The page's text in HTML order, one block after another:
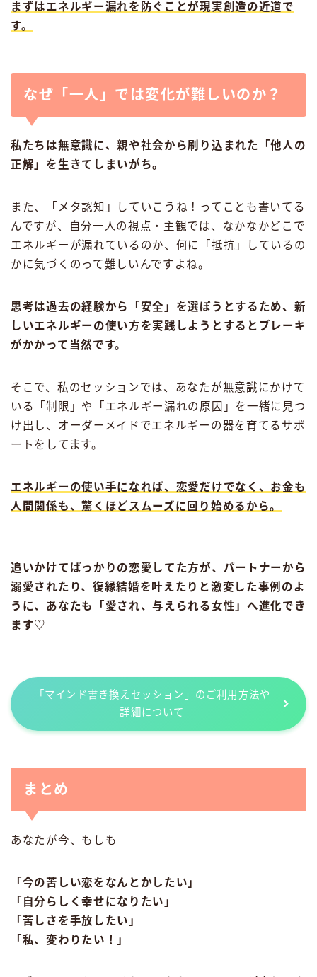
まずはエネルギー漏れを防ぐことが現実創造の近道で
す。
なぜ「一人」では変化が難しいのか？
私たちは無意識に、親や社会から刷り込まれた「他人の
正解」を生きてしまいがち。
また、「メタ認知」していこうね！ってことも書いてる
んですが、自分一人の視点・主観では、なかなかどこで
エネルギーが漏れているのか、何に「抵抗」しているの
かに気づくのって難しいんですよね。
思考は過去の経験から「安全」を選ぼうとするため、新
しいエネルギーの使い方を実践しようとするとブレーキ
がかかって当然です。
そこで、私のセッションでは、あなたが無意識にかけて
いる「制限」や「エネルギー漏れの原因」を一緒に見つ
け出し、オーダーメイドでエネルギーの器を育てるサポ
ートをしてます。
エネルギーの使い手になれば、恋愛だけでなく、お金も
人間関係も、驚くほどスムーズに回り始めるから。
追いかけてばっかりの恋愛してた方が、パートナーから
溺愛されたり、復縁結婚を叶えたりと激変した事例のよ
うに、あなたも「愛され、与えられる女性」へ進化でき
ます♡
「マインド書き換えセッション」のご利用方法や
詳細について
まとめ
あなたが今、もしも
「今の苦しい恋をなんとかしたい」
「自分らしく幸せになりたい」
「苦しさを手放したい」
「私、変わりたい！」